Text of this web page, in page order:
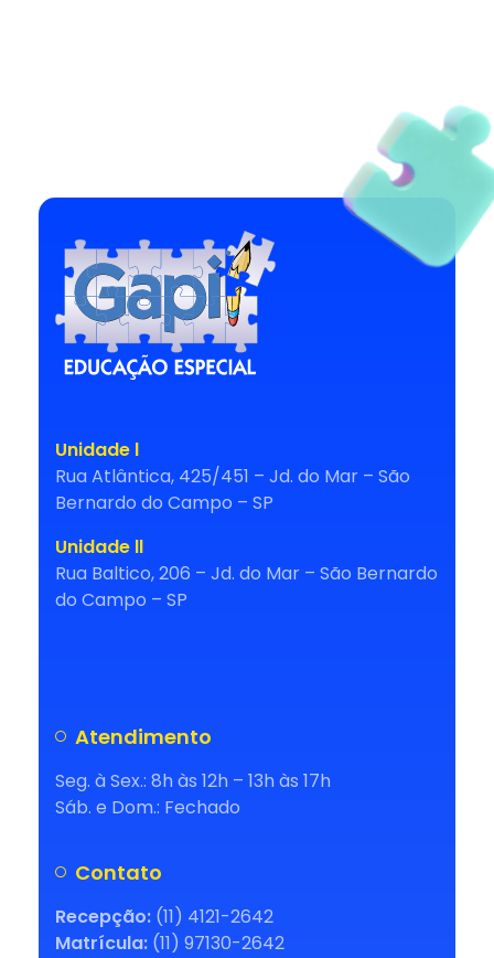
Unidade l
Rua Atlântica, 425/451 – Jd. do Mar – São
Bernardo do Campo – SP
Unidade ll
Rua Baltico, 206 – Jd. do Mar – São Bernardo
do Campo – SP
Atendimento
Seg. à Sex.: 8h às 12h – 13h às 17h
Sáb. e Dom.: Fechado
Contato
Recepção: (11) 4121-2642
Matrícula: (11) 97130-2642